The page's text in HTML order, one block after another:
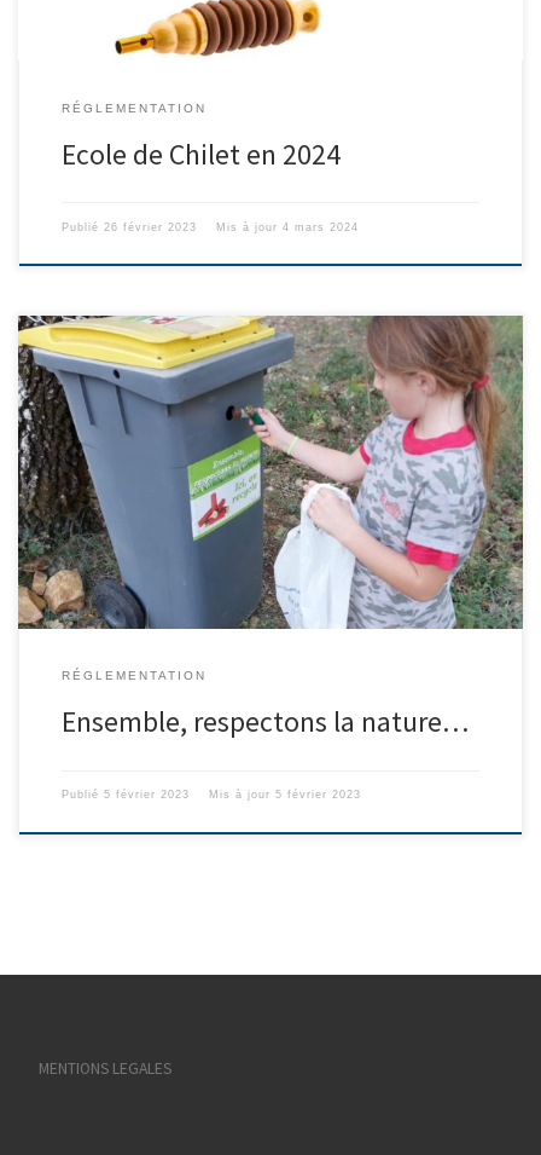
RÉGLEMENTATION
Ecole de Chilet en 2024
Publié 26 février 2023 Mis à jour 4 mars 2024
La FDC83 a fourni au Club Cynégétique deux récipients pour le
recyclage des douilles. Après aménagement, celui des cartouches
a été installé à proximité de la cuve verte de l’aire profonde où
ont lieu les lâchers, celui des balles de carabine sous le préau du
silo de la battue. Alors, […]
RÉGLEMENTATION
Ensemble, respectons la nature…
Publié 5 février 2023 Mis à jour 5 février 2023
MENTIONS LEGALES